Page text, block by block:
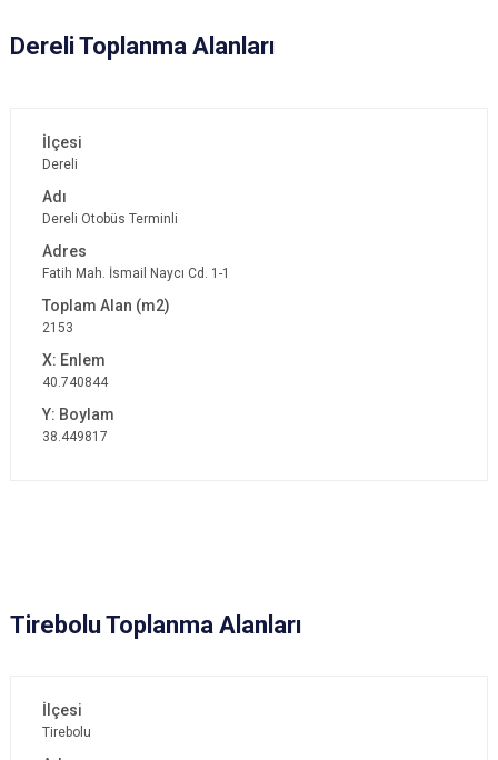
Dereli Toplanma Alanları
Dereli
Dereli Otobüs Terminli
Fatih Mah. İsmail Naycı Cd. 1-1
2153
40.740844
38.449817
Tirebolu Toplanma Alanları
Tirebolu